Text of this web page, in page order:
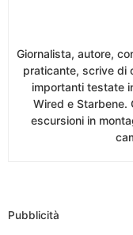
Giornalista, autore,
praticante, scrive di
importanti testate
Wired e Starbene.
escursioni in
Pubblicità